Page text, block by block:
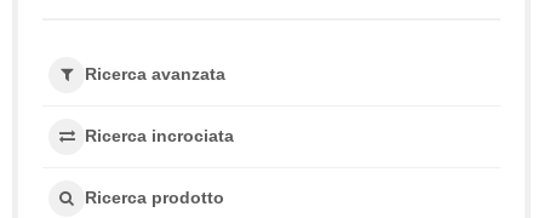
Ricerca avanzata
Ricerca incrociata
Ricerca prodotto